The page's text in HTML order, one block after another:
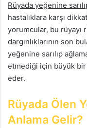
Rüyada yeğenine
hastalıklara karşı
yorumcular, bu rüyayı
dargınlıklarının son
yeğenine sarılıp
etmediği için büyük bir
eder.
Rüyada Ölen
Anlama Gelir?